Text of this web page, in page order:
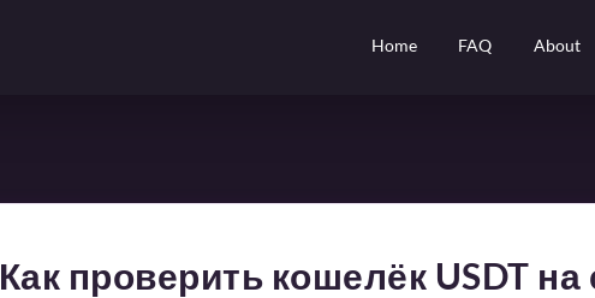
Home FAQ About
Как проверить кошелёк USDT